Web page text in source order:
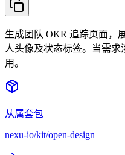
生成团队 OKR 追踪页面，
人头像及状态标签。当需
用。
从属套包
nexu-io/kit/open-design